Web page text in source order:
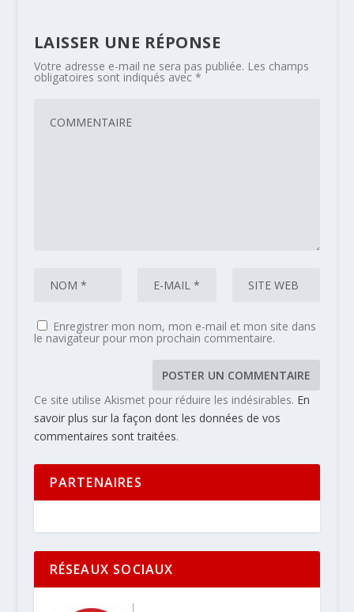
LAISSER UNE RÉPONSE
Votre adresse e-mail ne sera pas publiée. Les champs
obligatoires sont indiqués avec *
Enregistrer mon nom, mon e-mail et mon site dans
le navigateur pour mon prochain commentaire.
Ce site utilise Akismet pour réduire les indésirables. En
savoir plus sur la façon dont les données de vos
commentaires sont traitées.
PARTENAIRES
RÉSEAUX SOCIAUX